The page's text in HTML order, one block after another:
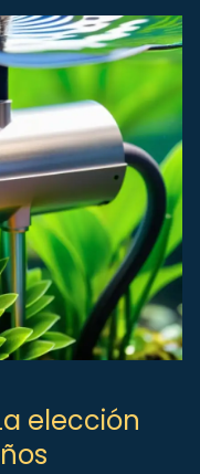
elección